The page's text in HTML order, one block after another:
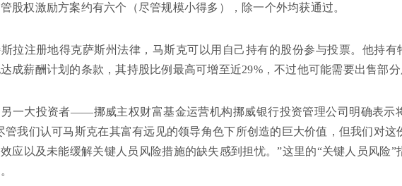
股权激励方案约有六个（尽管规模小得多），除一个外均获通过。
拉注册地得克萨斯州法律，马斯克可以用自己持有的股份参与投票。他持有
成薪酬计划的条款，其持股比例最高可增至近29%，不过他可能需要出售部分
一大投资者——挪威主权财富基金运营机构挪威银行投资管理公司明确表示
管我们认可马斯克在其富有远见的领导角色下所创造的巨大价值，但我们对这
应以及未能缓解关键人员风险措施的缺失感到担忧。”这里的“关键人员风险”